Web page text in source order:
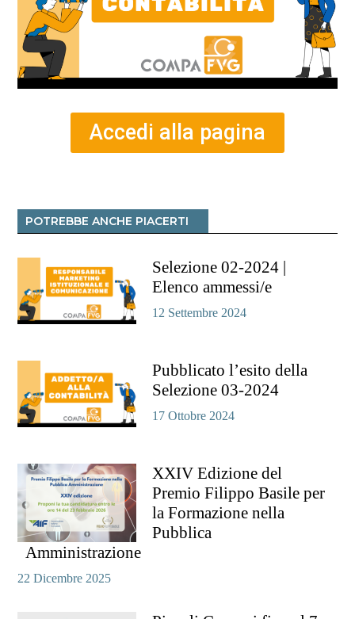
Accedi alla pagina
POTREBBE ANCHE PIACERTI
Selezione 02-2024 |
Elenco ammessi/e
12 Settembre 2024
Pubblicato l’esito della
Selezione 03-2024
17 Ottobre 2024
XXIV Edizione del
Premio Filippo Basile per
la Formazione nella
Pubblica
Amministrazione
22 Dicembre 2025